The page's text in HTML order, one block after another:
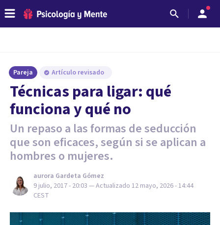
Pareja Artículo revisado
Técnicas para ligar: qué
funciona y qué no
Un repaso a las formas de seducción
que son eficaces, según si se aplican a
hombres o mujeres.
​aurora Gardeta Gómez
9 julio, 2017 - 20:03 — Actualizado 12 mayo, 2026 - 14:44
CEST